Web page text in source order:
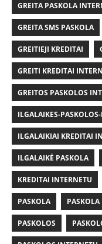
GREITA PASKOLA
GREITA SMS PASKOLA
GREITIEJI KREDITAI
GREITI KREDITAI
GREITOS PASKOLOS
ILGALAIKES-
ILGALAIKIAI KREDITAI
ILGALAIKĖ PASKOLA
KREDITAI INTERNETU
PASKOLA PASKOLA
PASKOLOS